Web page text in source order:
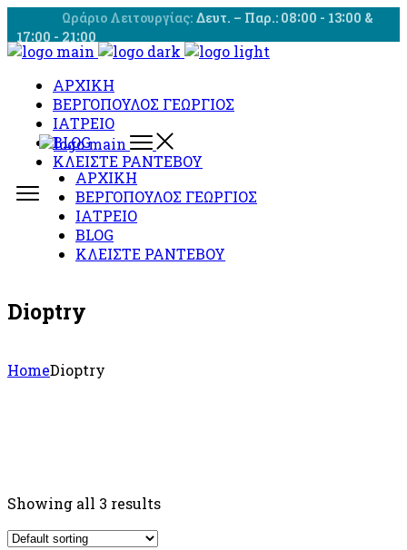
to
the
Ωράριο Λειτουργίας: Δευτ. – Παρ.: 08∶00 - 13∶00 &
17∶00 - 21∶00
ΑΡΧΙΚΗ
ΒΕΡΓΟΠΟΥΛΟΣ ΓΕΩΡΓΙΟΣ
ΙΑΤΡΕΙΟ
BLOG
ΚΛΕΙΣΤΕ ΡΑΝΤΕΒΟΥ
ΑΡΧΙΚΗ
ΒΕΡΓΟΠΟΥΛΟΣ ΓΕΩΡΓΙΟΣ
ΙΑΤΡΕΙΟ
BLOG
ΚΛΕΙΣΤΕ ΡΑΝΤΕΒΟΥ
Dioptry
HomeDioptry
Showing all 3 results